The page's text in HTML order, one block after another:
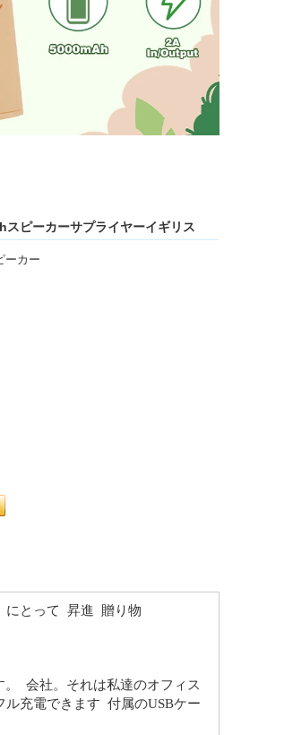
ピーカーサプライヤーイギリス
ーカー
にとって 昇進 贈り物
。 会社。それは私達のオフィス
ル充電できます 付属のUSBケー